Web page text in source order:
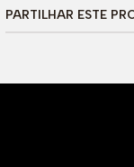
PARTILHAR ESTE